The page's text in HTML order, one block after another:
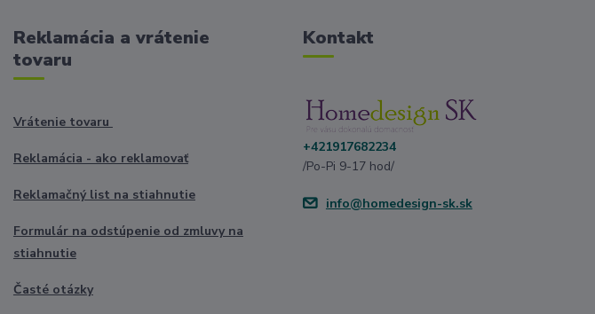
Reklamácia a vrátenie
tovaru
Vrátenie tovaru
Reklamácia - ako reklamovať
Reklamačný list na stiahnutie
Formulár na odstúpenie od zmluvy na
stiahnutie
Časté otázky
Kontakt
+421917682234
/Po-Pi 9-17 hod/
info@homedesign-sk.sk